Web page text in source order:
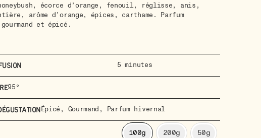
écorce d’orange, fenouil, réglisse, anis,
arôme d’orange, épices, carthame. Parfum
et épicé.
5 minutes
95°
Épicé , Gourmand , Parfum hivernal
100g 200g 50g